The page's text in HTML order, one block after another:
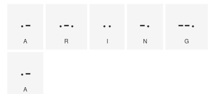
·-
A
·-·
R
··
I
-·
N
--·
G
·-
A